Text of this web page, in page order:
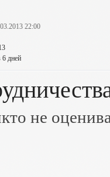
22:00
6 дней
не